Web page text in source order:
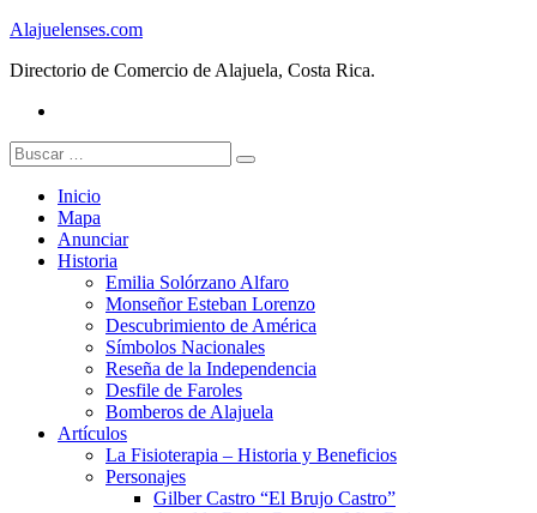
Skip
content
Alajuelenses.com
Directorio de Comercio de Alajuela, Costa Rica.
Buscar:
Inicio
Mapa
Anunciar
Historia
Emilia Solórzano Alfaro
Monseñor Esteban Lorenzo
Descubrimiento de América
Símbolos Nacionales
Reseña de la Independencia
Desfile de Faroles
Bomberos de Alajuela
Artículos
La Fisioterapia – Historia y Beneficios
Personajes
Gilber Castro “El Brujo Castro”